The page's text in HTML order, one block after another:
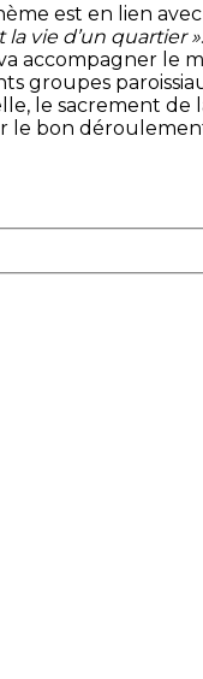
est en lien
vie d’un quartier »
accompagner le
groupes
le sacrement de
le bon